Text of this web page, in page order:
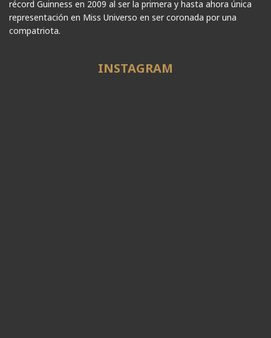
récord Guinness en 2009 al ser la primera y hasta ahora única
representación en Miss Universo en ser coronada por una
compatriota.
INSTAGRAM